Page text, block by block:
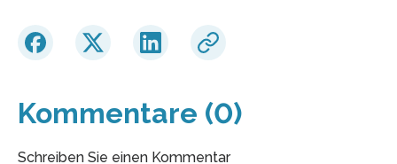
Kommentare (0)
Schreiben Sie einen Kommentar